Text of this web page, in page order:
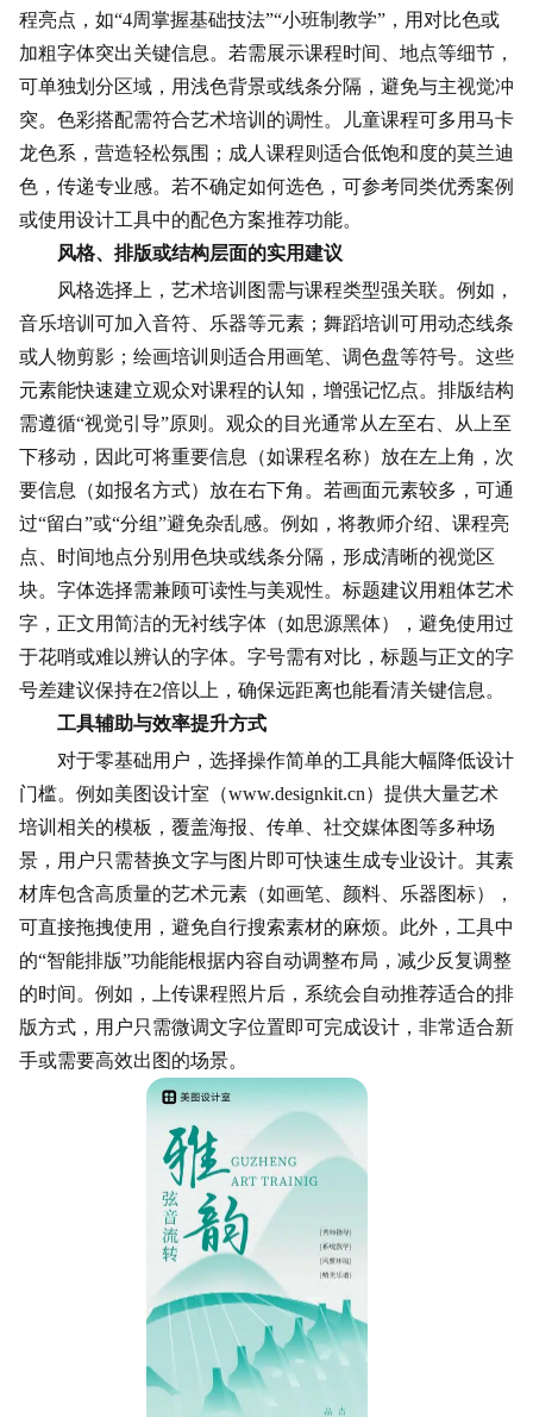
程亮点，如“4周掌握基础技法”“小班制教学”，用对比色或
加粗字体突出关键信息。若需展示课程时间、地点等细节，
可单独划分区域，用浅色背景或线条分隔，避免与主视觉冲
突。 色彩搭配需符合艺术培训的调性。儿童课程可多用马卡
龙色系，营造轻松氛围；成人课程则适合低饱和度的莫兰迪
色，传递专业感。若不确定如何选色，可参考同类优秀案例
或使用设计工具中的配色方案推荐功能。
风格、排版或结构层面的实用建议
风格选择上，艺术培训图需与课程类型强关联。例如，
音乐培训可加入音符、乐器等元素；舞蹈培训可用动态线条
或人物剪影 ；绘画培训则适合用画笔、调色盘等符号。这些
元素能快速建立观众对课程的认知，增强记忆点。排版结构
需遵循“视觉引导”原则。观众的目光通常从左至右、从上至
下移动，因此可将重要信息（如课程名称）放在左上角，次
要信息（如报名方式）放在右下角。若画面元素较多，可通
过“留白”或“分组”避免杂乱感。例如，将教师介绍、课程亮
点、时间地点分别用色块或线条分隔，形成清晰的视觉区
块。字体选择需兼顾可读性与美观性。标题建议用粗体艺术
字，正文用简洁的无衬线字体（如思源黑体），避免使用过
于花哨或难以辨认的字体。字号需有对比，标题与正文的字
号差建议保持在2倍以上，确保远距离也能看清关键信息。
工具辅助与效率提升方式
对于零基础用户，选择操作简单的工具能大幅降低设计
门槛。例如美图设计室（www.designkit.cn）提供大量艺术
培训相关的模板，覆盖海报、传单、社交媒体图等多种场
景，用户只需替换文字与图片即可快速生成专业设计。其素
材库包含高质量的艺术元素（如画笔、颜料、乐器图标），
可直接拖拽使用，避免自行搜索素材的麻烦。此外，工具中
的“智能排版”功能能根据内容自动调整布局，减少反复调整
的时间。例如，上传课程照片后，系统会自动推荐适合的排
版方式，用户只需微调文字位置即可完成设计，非常适合新
手或需要高效出图的场景。